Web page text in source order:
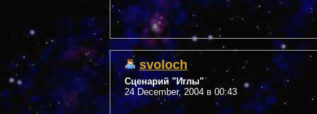
svoloch
Сценарий "Иглы"
24 December, 2004 в 00:43